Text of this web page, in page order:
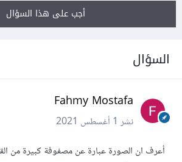
أجب على هذا السؤال
السؤال
Fahmy Mostafa
نشر1 أغسطس 2021
أعرف ان الصورة عبارة عن مصفوفة كبيرة من